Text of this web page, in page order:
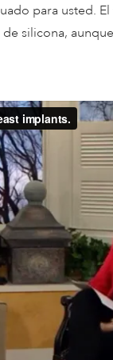
para usted.
silicona,